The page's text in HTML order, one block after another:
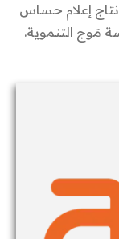
إعلام حساس
مَوج التنموية.